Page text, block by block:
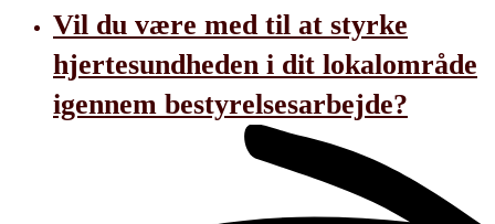
Vil du være med til at styrke
hjertesundheden i dit lokalområde
igennem bestyrelsesarbejde?